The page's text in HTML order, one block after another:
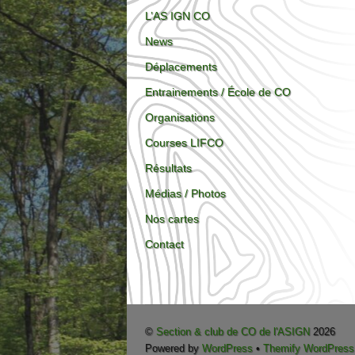
L’AS IGN CO
News
Déplacements
Entrainements / École de CO
Organisations
Courses LIFCO
Résultats
Médias / Photos
Nos cartes
Contact
© Section & club de CO de l'ASIGN 2026
Powered by WordPress • Themify